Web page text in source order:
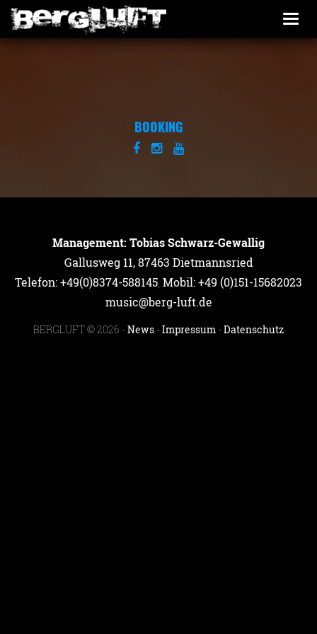
BOOKING
Management: Tobias Schwarz-Gewallig
Gallusweg 11, 87463 Dietmannsried
Telefon: +49(0)8374-588145 Mobil: +49 (0)151-15682023
music@berg-luft.de
BERGLUFT © 2026 -News -Impressum -Datenschutz